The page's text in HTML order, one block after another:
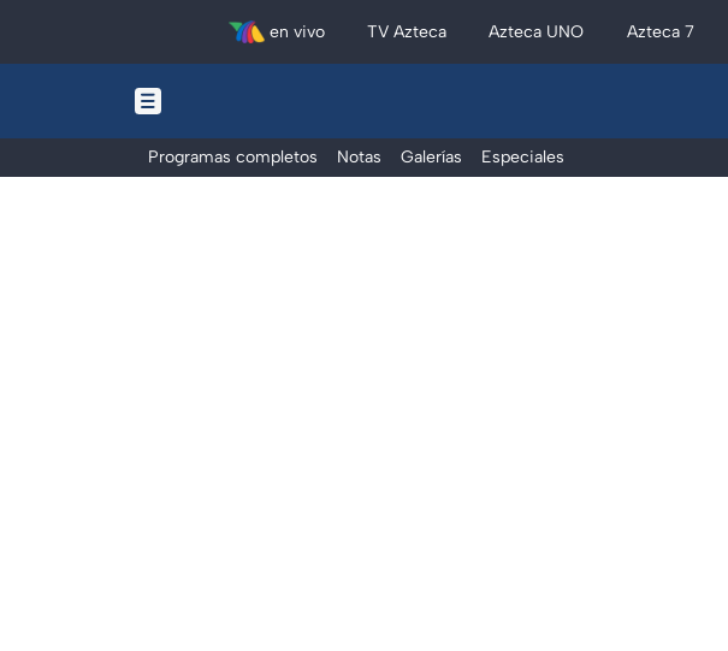
en vivo TV Azteca Azteca UNO Azteca 7
Programas completos Notas Galerías Especiales